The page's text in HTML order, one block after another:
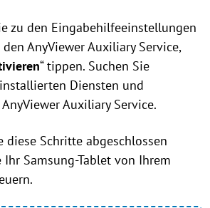
zu den Eingabehilfeeinstellungen
AnyViewer Auxiliary Service,
“ tippen. Suchen Sie
Diensten und
Auxiliary Service.
diese Schritte abgeschlossen
Ihr Samsung-Tablet von Ihrem